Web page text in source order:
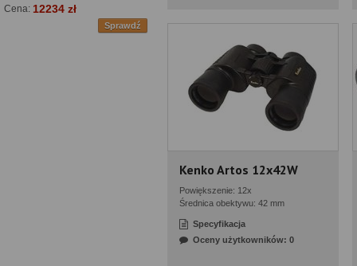
Cena: 12234 zł
Sprawdź
Kenko Artos 12x42W
Powiększenie: 12x
Średnica obektywu: 42 mm
Specyfikacja
Oceny użytkowników: 0